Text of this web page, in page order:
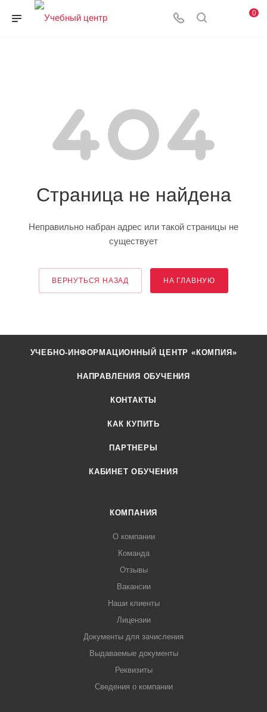
0
Страница не найдена
Неправильно набран адрес или такой страницы не
существует
ВЕРНУТЬСЯ НАЗАД НА ГЛАВНУЮ
УЧЕБНО-ИНФОРМАЦИОННЫЙ ЦЕНТР «КОМПИЯ»
НАПРАВЛЕНИЯ ОБУЧЕНИЯ
КОНТАКТЫ
КАК КУПИТЬ
ПАРТНЕРЫ
КАБИНЕТ ОБУЧЕНИЯ
КОМПАНИЯ
О компании
Команда
Отзывы
Вакансии
Наши клиенты
Лицензии
Документы для зачисления
Выдаваемые документы
Реквизиты
Сведения о компании